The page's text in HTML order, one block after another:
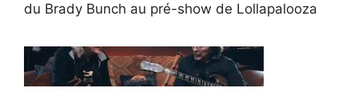
du Brady Bunch au pré-show de Lollapalooza